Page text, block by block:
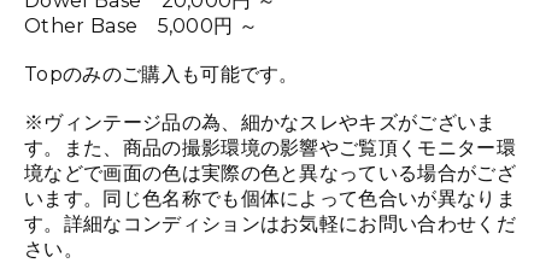
Other Base 5,000円 ～
Topのみのご購入も可能です。
※ヴィンテージ品の為、細かなスレやキズがございま
す。また、商品の撮影環境の影響やご覧頂くモニター環
境などで画面の色は実際の色と異なっている場合がござ
います。同じ色名称でも個体によって色合いが異なりま
す。詳細なコンディションはお気軽にお問い合わせくだ
さい。